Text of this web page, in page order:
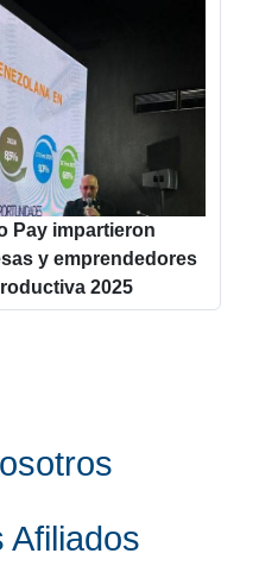
Pay impartieron
y emprendedores
2025
Afiliados